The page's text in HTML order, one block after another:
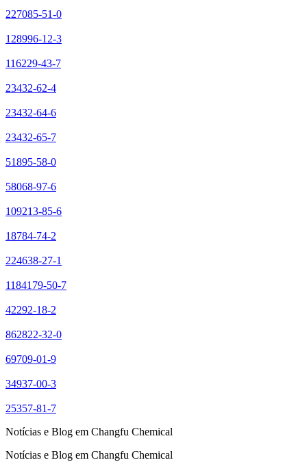
227085-51-0
128996-12-3
116229-43-7
23432-62-4
23432-64-6
23432-65-7
51895-58-0
58068-97-6
109213-85-6
18784-74-2
224638-27-1
1184179-50-7
42292-18-2
862822-32-0
69709-01-9
34937-00-3
25357-81-7
Notícias e Blog em Changfu Chemical
Notícias e Blog em Changfu Chemical